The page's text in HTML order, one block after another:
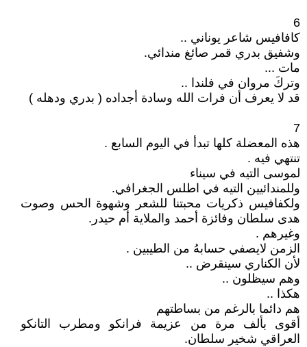
6
كافافيس شاعر يوناني ..
وشفيق بدري قمر صائغ مندائي.
مات ...
وتركَ مروان في فلندا ..
قد لا يعرف أن فرات الله وسادة أجداده ( بدري ودهله )
7
هذه المعضلة كلها تبدأ في اليوم السابع .
تنتهي فيه .
لموسى التيه في سيناء
وللمندائيين التيه في اطلس الجغرافي.
ولكفافيس ذكريات محبتنا للشعر وشهوة الحس وصوت
هدى سلطان وفائزة أحمد والملاية أم حيدر.
وغيرهم .
الزمن لايصفي حسابهُ من الطيبين .
لأن الكناري سينقرض ..
وهم سيظلون ..
هكذا ..
هم دائما بالرغم من بساطتهم
أقوى بألف مرة من عزيمة فرانكو ومطرب التانكو
العراقي شخير سلطان.